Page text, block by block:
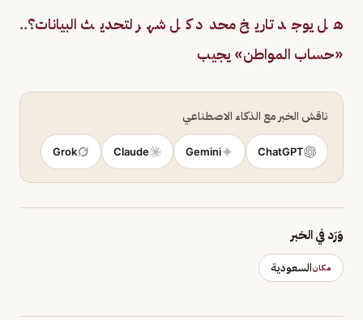
هل يوجد تاريخ محدد كل شهر لتحديث البيانات؟..
«حساب المواطن» يجيب
ناقش الخبر مع الذكاء الاصطناعي
ChatGPT
Gemini
Claude
Grok
وَرَد في الخبر
مكانالسعودية